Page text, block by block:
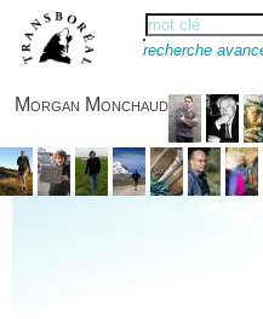
recherche
Morgan Monchaud